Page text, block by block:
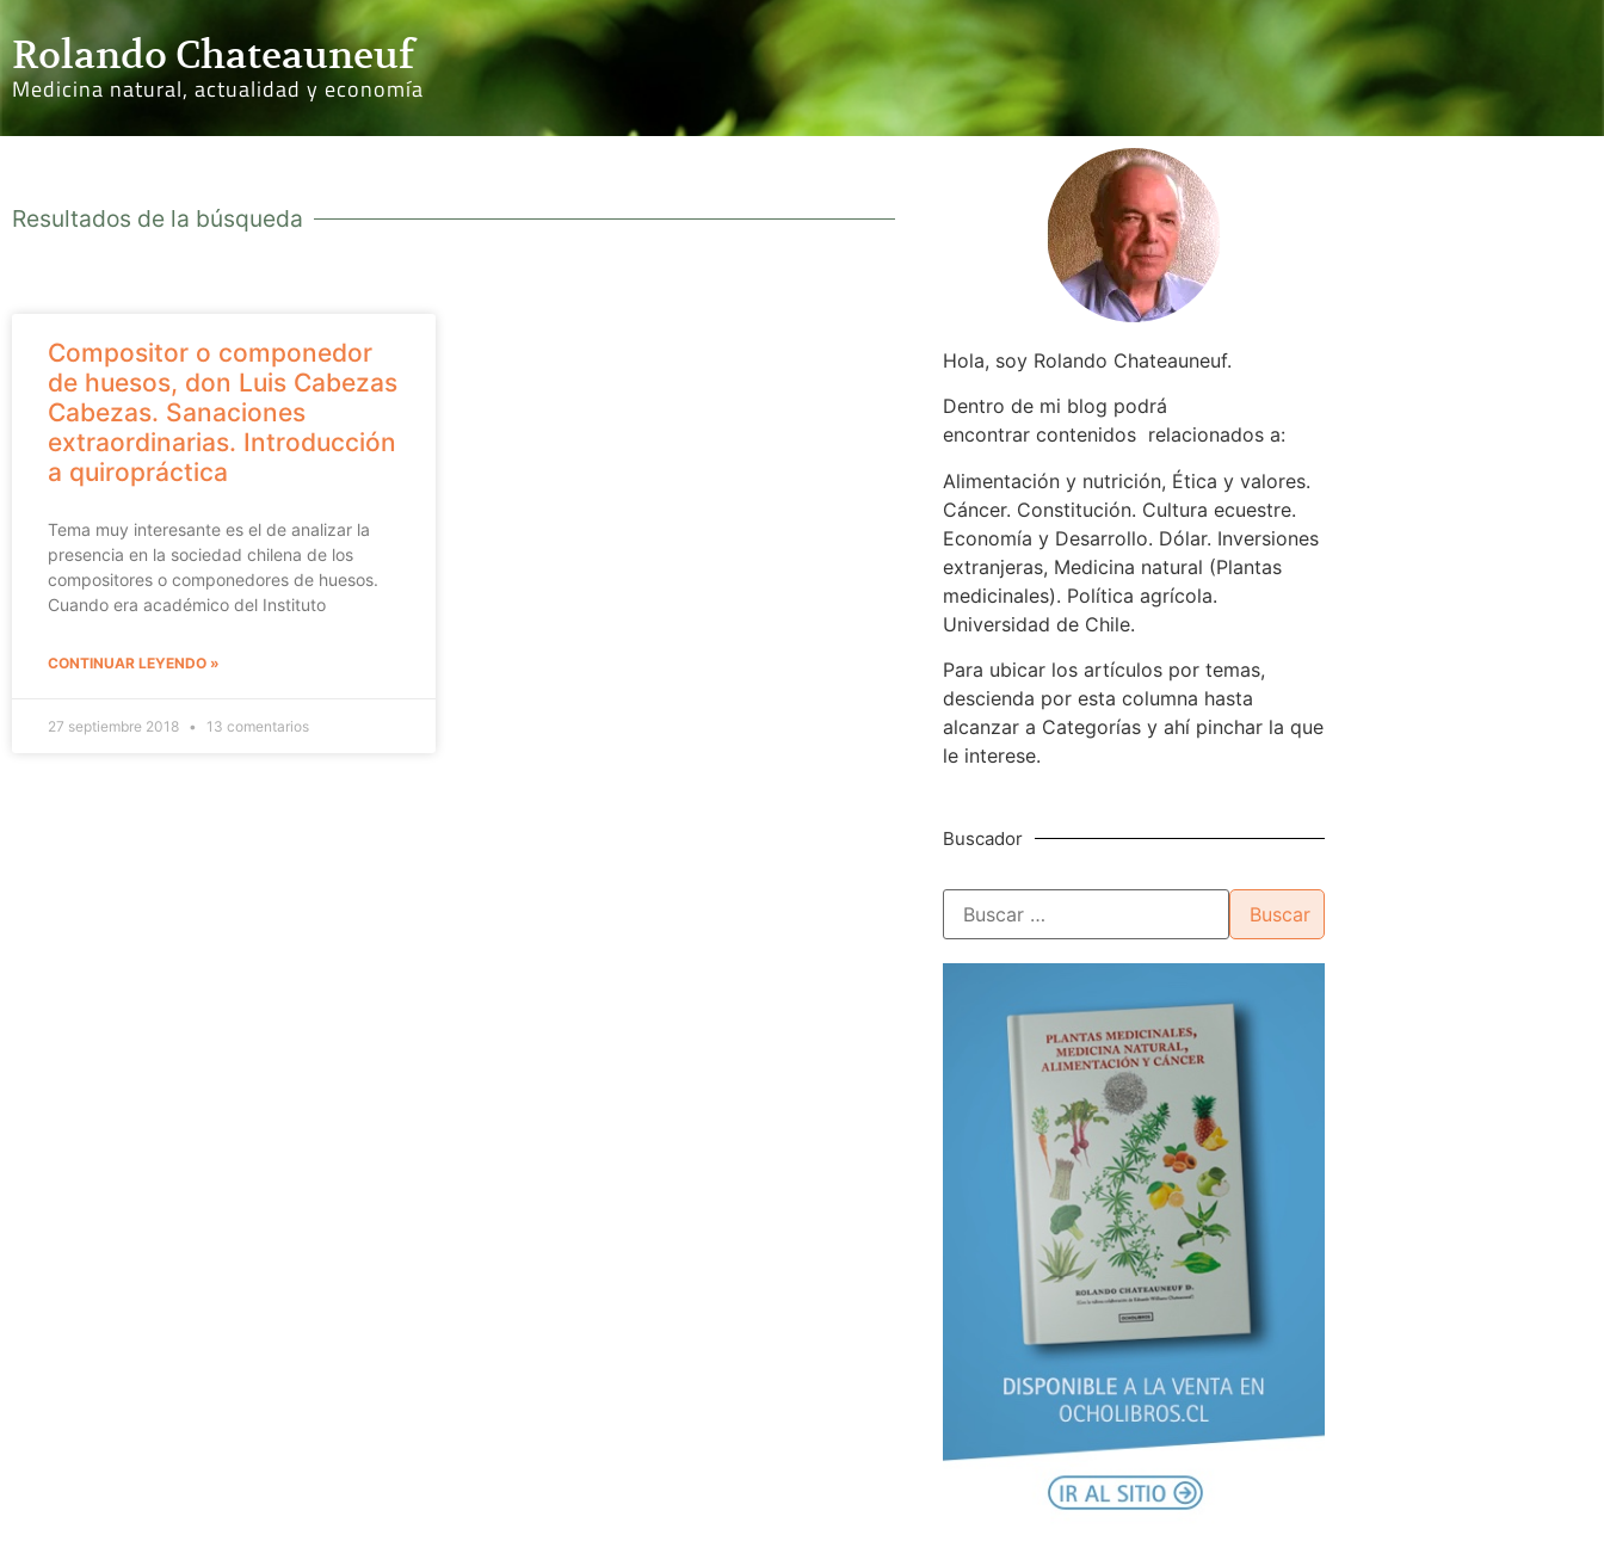
Rolando Chateauneuf
Medicina natural, actualidad y economía
Resultados de la búsqueda
Compositor o componedor
de huesos, don Luis Cabezas
Cabezas. Sanaciones
extraordinarias. Introducción
a quiropráctica
Tema muy interesante es el de analizar la
presencia en la sociedad chilena de los
compositores o componedores de huesos.
Cuando era académico del Instituto
CONTINUAR LEYENDO »
27 septiembre 2018 13 comentarios
Hola, soy Rolando Chateauneuf.
Dentro de mi blog podrá
encontrar contenidos relacionados a:
Alimentación y nutrición, Ética y valores.
Cáncer. Constitución. Cultura ecuestre.
Economía y Desarrollo. Dólar. Inversiones
extranjeras, Medicina natural (Plantas
medicinales). Política agrícola.
Universidad de Chile.
Para ubicar los artículos por temas,
descienda por esta columna hasta
alcanzar a Categorías y ahí pinchar la que
le interese.
Buscador